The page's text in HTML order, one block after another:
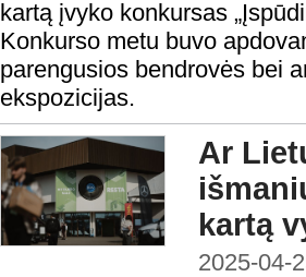
kartą įvyko konkursas
Konkurso metu buvo
parengusios bendrovės bei
ekspozicijas.
Ar
kartą
2025-04-